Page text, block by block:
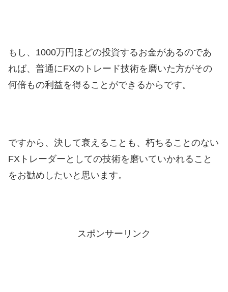
もし、1000万円ほどの投資するお金があるのであ
れば、普通にFXのトレード技術を磨いた方がその
何倍もの利益を得ることができるからです。
ですから、決して衰えることも、朽ちることのない
FXトレーダーとしての技術を磨いていかれること
をお勧めしたいと思います。
スポンサーリンク